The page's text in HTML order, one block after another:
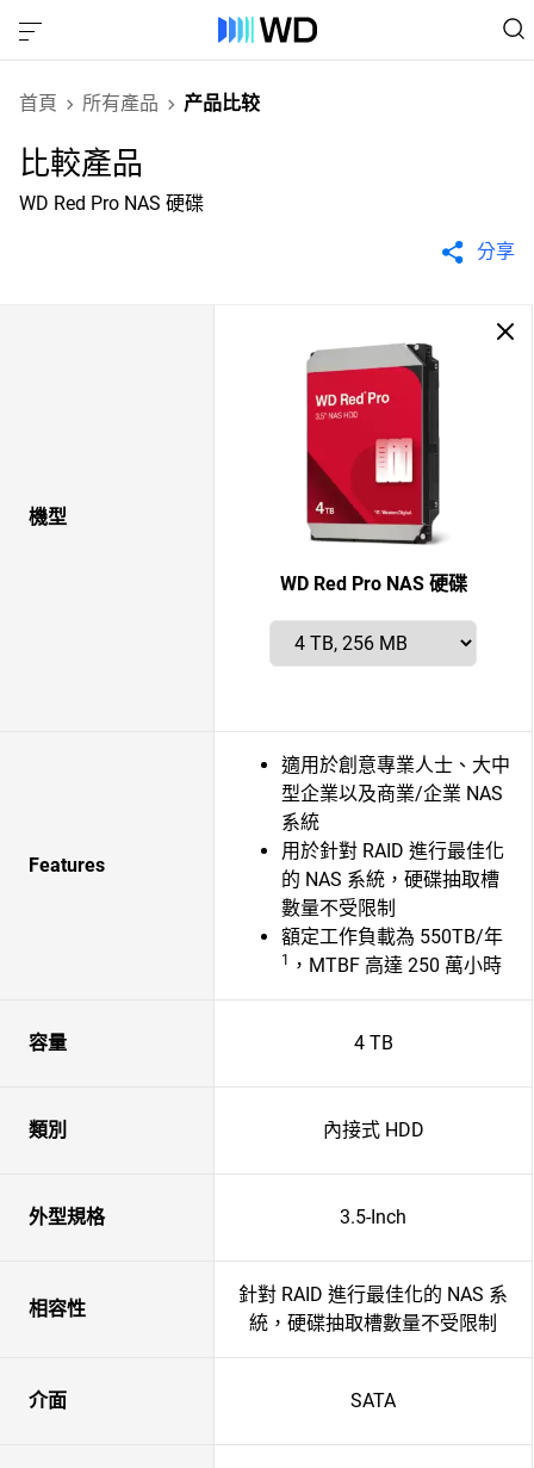
首頁 所有產品 产品比较
比較產品
WD Red Pro NAS 硬碟
分享
機型
WD Red Pro NAS 硬碟
Features
適用於創意專業人士、大中
型企業以及商業/企業 NAS
系統
用於針對 RAID 進行最佳化
的 NAS 系統，硬碟抽取槽
數量不受限制
額定工作負載為 550TB/年
1 ，MTBF 高達 250 萬小時
容量 4 TB
類別 內接式 HDD
外型規格 3.5-Inch
相容性
針對 RAID 進行最佳化的 NAS 系
統，硬碟抽取槽數量不受限制
介面 SATA